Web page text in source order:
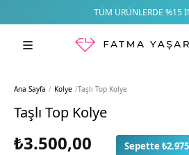
TÜM ÜRÜNLERDE %15
Ana Sayfa / Kolye /Taşlı Top Kolye
Taşlı Top Kolye
₺3.500,00 Sepette